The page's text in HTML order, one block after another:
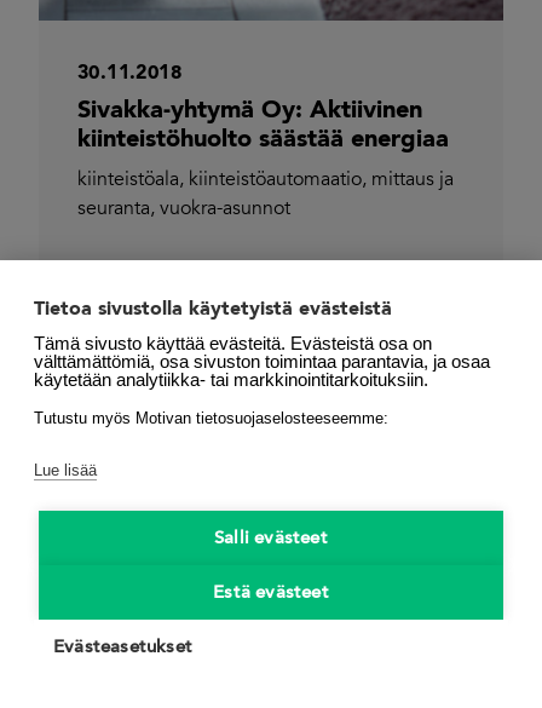
30.11.2018
Sivakka-yhtymä Oy: Aktiivinen
kiinteistöhuolto säästää energiaa
kiinteistöala, kiinteistöautomaatio, mittaus ja
seuranta, vuokra-asunnot
Tietoa sivustolla käytetyistä evästeistä
Tämä sivusto käyttää evästeitä. Evästeistä osa on
välttämättömiä, osa sivuston toimintaa parantavia, ja osaa
käytetään analytiikka- tai markkinointitarkoituksiin.
Tutustu myös Motivan tietosuojaselosteeseemme:
Lue lisää
Salli evästeet
Estä evästeet
Evästeasetukset